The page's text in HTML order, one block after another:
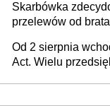
Skarbówka
przelewów od
darowizna, ale
Od 2 sierpnia
Act. Wielu